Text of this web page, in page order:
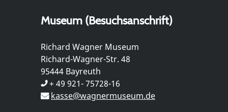
Museum (Besuchsanschrift)
Richard Wagner Museum
Richard-Wagner-Str. 48
95444 Bayreuth
+ 49 921- 75728-16
kasse@wagnermuseum.de